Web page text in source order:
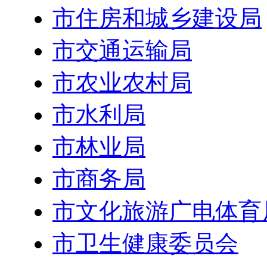
市住房和城乡建设局
市交通运输局
市农业农村局
市水利局
市林业局
市商务局
市文化旅游广电体育
市卫生健康委员会